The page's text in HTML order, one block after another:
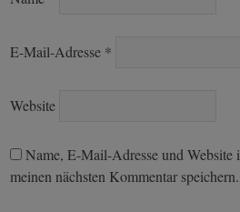
E-Mail-Adresse *
Website
Name, E-Mail-Adresse und Website
meinen nächsten Kommentar speichern.